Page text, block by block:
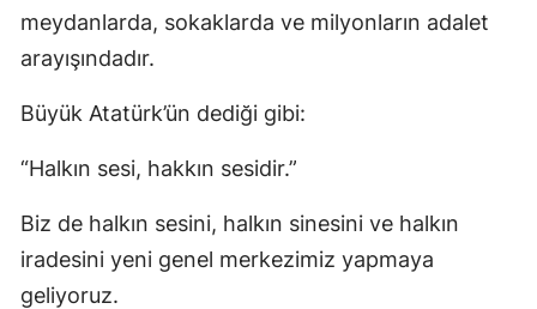
meydanlarda, sokaklarda ve milyonların adalet
arayışındadır.
Büyük Atatürk’ün dediği gibi:
“Halkın sesi, hakkın sesidir.”
Biz de halkın sesini, halkın sinesini ve halkın
iradesini yeni genel merkezimiz yapmaya
geliyoruz.